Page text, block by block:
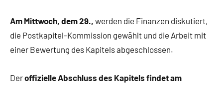
Am Mittwoch, dem 29., werden die Finanzen diskutiert,
die Postkapitel-Kommission gewählt und die Arbeit mit
einer Bewertung des Kapitels abgeschlossen.
Deroffizielle Abschluss des Kapitels findet am